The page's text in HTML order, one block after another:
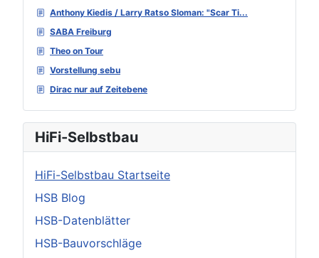
Anthony Kiedis / Larry Ratso Sloman: "Scar Ti...
SABA Freiburg
Theo on Tour
Vorstellung sebu
Dirac nur auf Zeitebene
HiFi-Selbstbau
HiFi-Selbstbau Startseite
HSB Blog
HSB-Datenblätter
HSB-Bauvorschläge